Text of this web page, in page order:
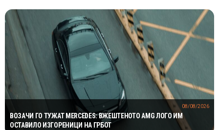
ВОЗАЧИ ГО ТУЖАТ MERCEDES: ВЖЕШТЕНОТО AMG ЛОГО ИМ
ОСТАВИЛО ИЗГОРЕНИЦИ НА ГРБОТ
08/08/2026